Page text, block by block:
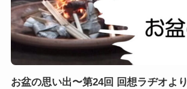
お盆の思い出〜第24回 回想ラヂオより